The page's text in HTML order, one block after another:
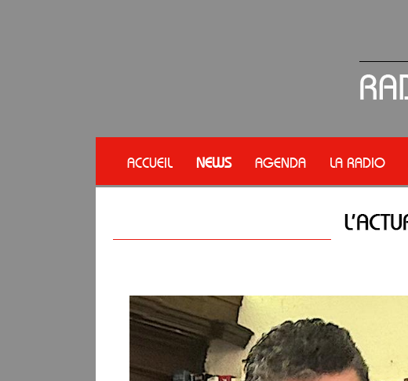
ACCUEIL NEWS AGENDA LA RADIO